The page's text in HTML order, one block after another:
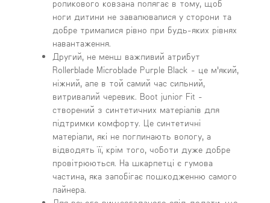
роликового ковзана полягає в тому, щоб
ноги дитини не завалювалися у сторони та
добре трималися рівно при будь-яких рівнях
навантаження.
Другий, не менш важливий атрибут
Rollerblade Microblade Purple Black - це м'який,
ніжний, але в той самий час сильний,
витривалий черевик. Boot junior Fit -
створений з синтетичних матеріалів для
підтримки комфорту. Це синтетичні
матеріали, які не поглинають вологу, а
відводять її, крім того, чоботи дуже добре
провітрюються. На шкарпетці є гумова
частина, яка запобігає пошкодженню самого
лайнера.